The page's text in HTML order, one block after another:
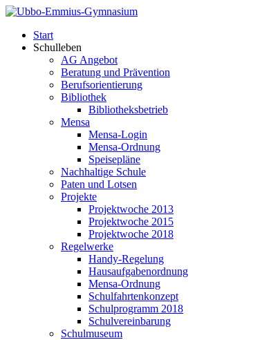
Start
Schulleben
AG Angebot
Beratung und Prävention
Berufsorientierung
Bibliothek
Bibliotheksbetrieb
Mensa
Mensa-Login
Mensa-Ordnung
Speisepläne
Nachhaltige Schule
Paten und Lotsen
Projekte
Projektwoche 2013
Projektwoche 2015
Projektwoche 2018
Regelwerke
Handy-Regelung
Hausaufgabenordnung
Mensa-Ordnung
Schulfahrtenkonzept
Schulprogramm 2018
Schulvereinbarung
Schulmuseum